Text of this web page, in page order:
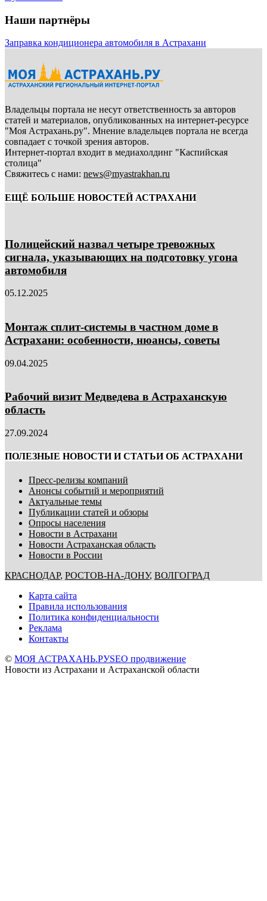
Наши партнёры
Заправка кондиционера автомобиля в Астрахани
Владельцы портала не несут ответственность за авторов
статей и материалов, опубликованных на интернет-ресурсе
"Моя Астрахань.ру". Мнение владельцев портала не всегда
совпадает с точкой зрения авторов.
Интернет-портал входит в медиахолдинг "Каспийская
столица"
Свяжитесь с нами: news@myastrakhan.ru
ЕЩЁ БОЛЬШЕ НОВОСТЕЙ АСТРАХАНИ
Полицейский назвал четыре тревожных
сигнала, указывающих на подготовку угона
автомобиля
05.12.2025
Монтаж сплит-системы в частном доме в
Астрахани: особенности, нюансы, советы
09.04.2025
Рабочий визит Медведева в Астраханскую
область
27.09.2024
ПОЛЕЗНЫЕ НОВОСТИ И СТАТЬИ ОБ АСТРАХАНИ
Пресс-релизы компаний
Анонсы событий и мероприятий
Актуальные темы
Публикации статей и обзоры
Опросы населения
Новости в Астрахани
Новости Астраханская область
Новости в России
КРАСНОДАР, РОСТОВ-НА-ДОНУ, ВОЛГОГРАД
Карта сайта
Правила использования
Политика конфиденциальности
Реклама
Контакты
© МОЯ АСТРАХАНЬ.РУSEO продвижение
Новости из Астрахани и Астраханской области